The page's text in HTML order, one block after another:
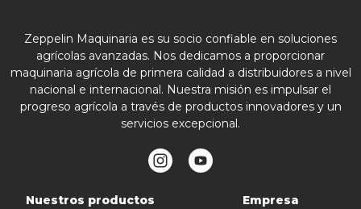
Zeppelin Maquinaria es su socio confiable en soluciones
agrícolas avanzadas. Nos dedicamos a proporcionar
maquinaria agrícola de primera calidad a distribuidores a nivel
nacional e internacional. Nuestra misión es impulsar el
progreso agrícola a través de productos innovadores y un
servicios excepcional.
Nuestros productos Empresa